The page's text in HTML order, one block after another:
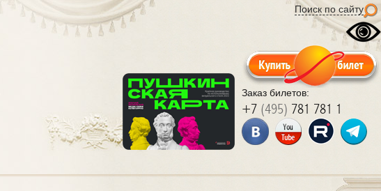
Поиск по сайту
Заказ билетов:
+7 (495) 781 781 1